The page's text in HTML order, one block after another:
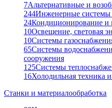
7Альтернативные и
244Инженерные системы
24Кондиционирование и
10Освещение, световая
10Системы
65Системы
сооружения
125Системы
16Холодильная техника
Станки и материалообработка